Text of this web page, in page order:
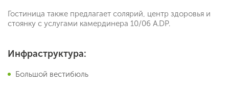
Гостиница также предлагает солярий, центр здоровья и
стоянку с услугами камердинера 10/06 A.DP.
Инфраструктура:
Большой вестибюль